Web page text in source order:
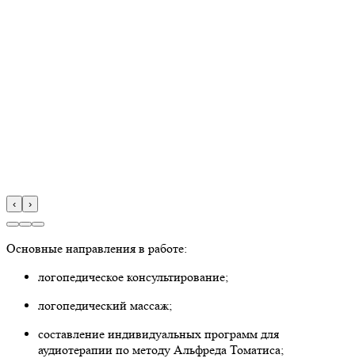
‹ ›
Основные направления в работе:
логопедическое консультирование;
логопедический массаж;
составление индивидуальных программ для
аудиотерапии по методу Альфреда Томатиса;